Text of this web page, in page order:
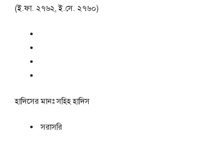
(ই.ফা. ২৭৬২, ই.সে. ২৭৬০)
হাদিসের মানঃসহিহ হাদিস
সরাসরি